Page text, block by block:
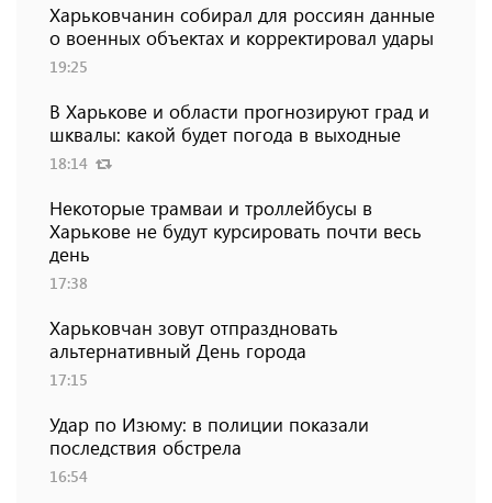
Харьковчанин собирал для россиян данные
о военных объектах и ​​корректировал удары
19:25
В Харькове и области прогнозируют град и
шквалы: какой будет погода в выходные
18:14
Некоторые трамваи и троллейбусы в
Харькове не будут курсировать почти весь
день
17:38
Харьковчан зовут отпраздновать
альтернативный День города
17:15
Удар по Изюму: в полиции показали
последствия обстрела
16:54